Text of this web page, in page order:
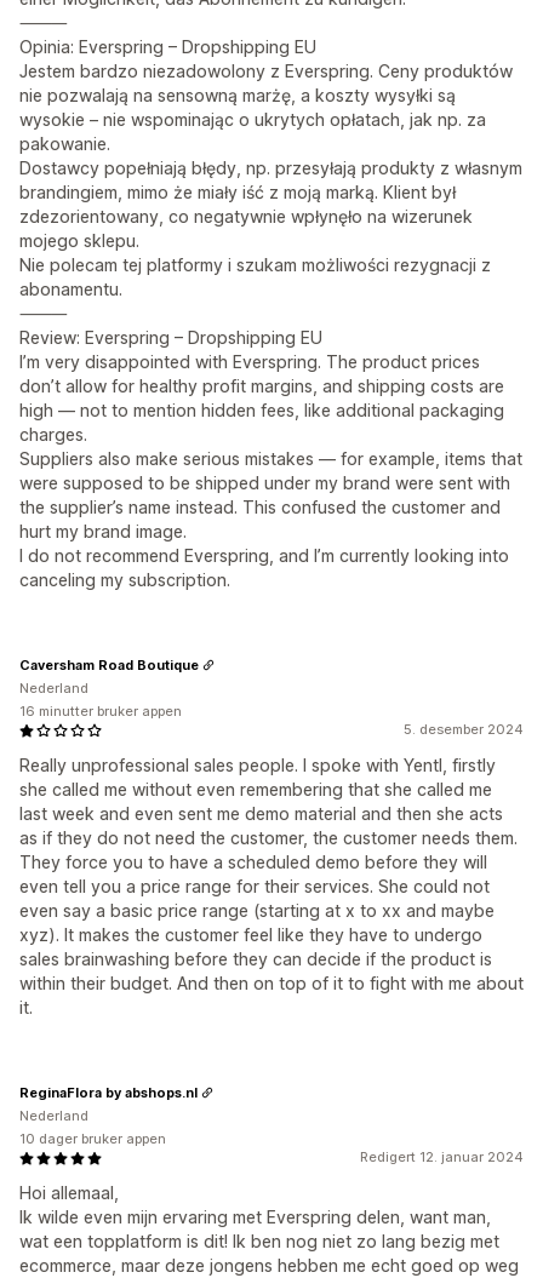
⸻
Opinia: Everspring – Dropshipping EU
Jestem bardzo niezadowolony z Everspring. Ceny produktów
nie pozwalają na sensowną marżę, a koszty wysyłki są
wysokie – nie wspominając o ukrytych opłatach, jak np. za
pakowanie.
Dostawcy popełniają błędy, np. przesyłają produkty z własnym
brandingiem, mimo że miały iść z moją marką. Klient był
zdezorientowany, co negatywnie wpłynęło na wizerunek
mojego sklepu.
Nie polecam tej platformy i szukam możliwości rezygnacji z
abonamentu.
⸻
Review: Everspring – Dropshipping EU
I’m very disappointed with Everspring. The product prices
don’t allow for healthy profit margins, and shipping costs are
high — not to mention hidden fees, like additional packaging
charges.
Suppliers also make serious mistakes — for example, items that
were supposed to be shipped under my brand were sent with
the supplier’s name instead. This confused the customer and
hurt my brand image.
I do not recommend Everspring, and I’m currently looking into
canceling my subscription.
5. desember 2024
Really unprofessional sales people. I spoke with Yentl, firstly
she called me without even remembering that she called me
last week and even sent me demo material and then she acts
as if they do not need the customer, the customer needs them.
They force you to have a scheduled demo before they will
even tell you a price range for their services. She could not
even say a basic price range (starting at x to xx and maybe
xyz). It makes the customer feel like they have to undergo
sales brainwashing before they can decide if the product is
within their budget. And then on top of it to fight with me about
it.
Caversham Road Boutique
Nederland
16 minutter bruker appen
Redigert 12. januar 2024
Hoi allemaal,
Ik wilde even mijn ervaring met Everspring delen, want man,
wat een topplatform is dit! Ik ben nog niet zo lang bezig met
ecommerce, maar deze jongens hebben me echt goed op weg
ReginaFlora by abshops.nl
Nederland
10 dager bruker appen